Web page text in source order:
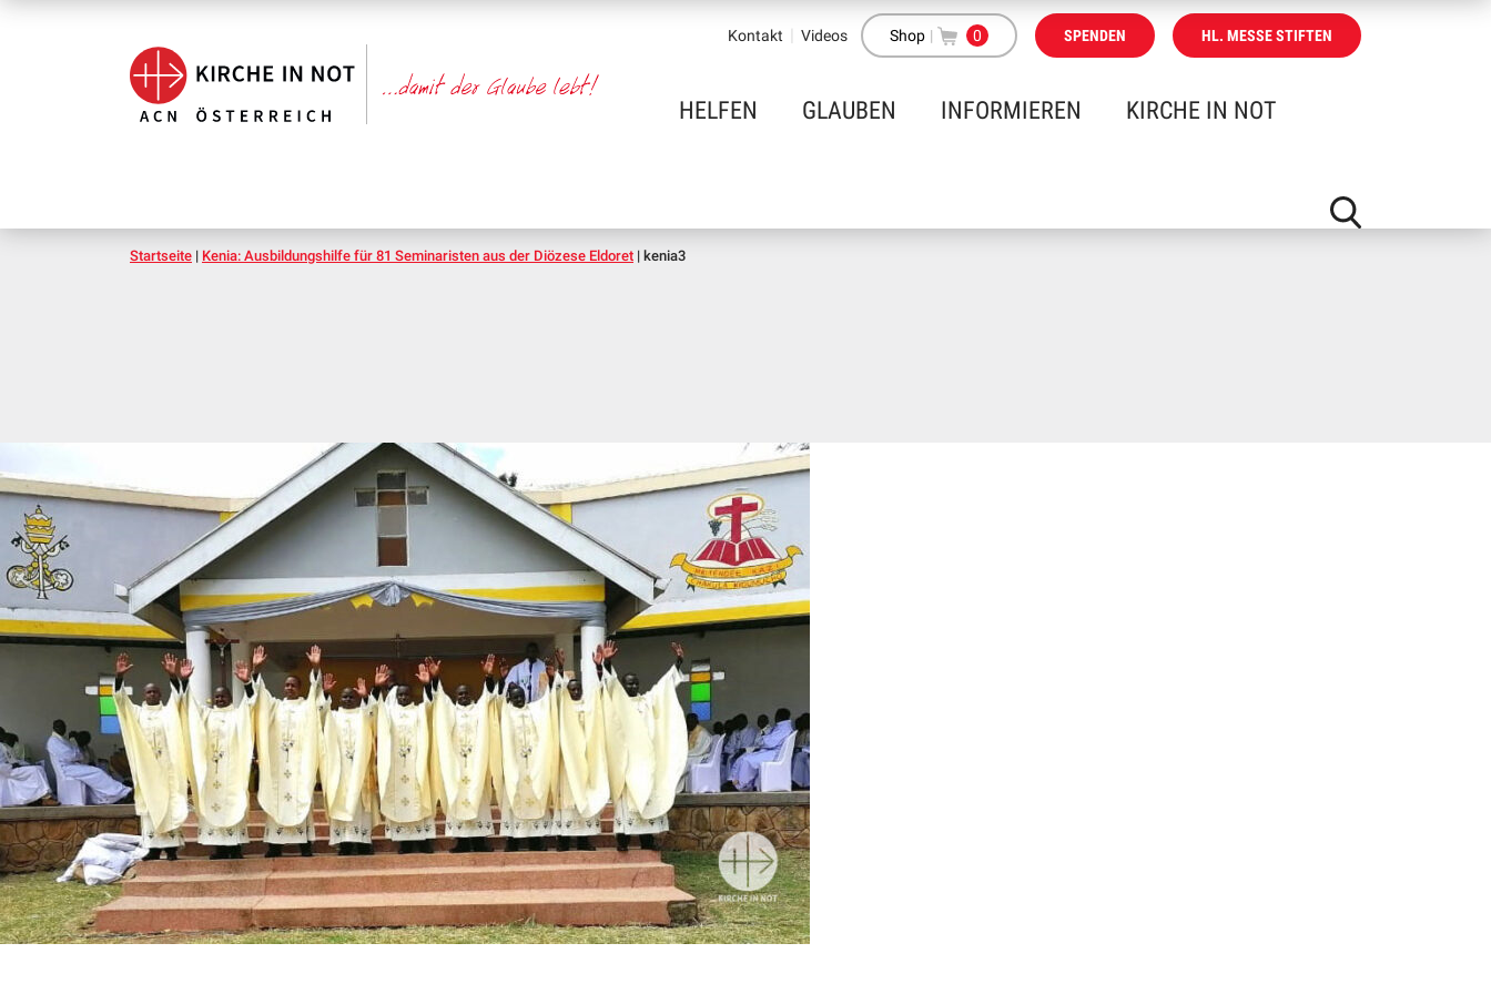
Kontakt Videos Shop | 0 SPENDEN HL. MESSE STIFTEN
HELFEN GLAUBEN INFORMIEREN KIRCHE IN NOT
Startseite | Kenia: Ausbildungshilfe für 81 Seminaristen aus der Diözese Eldoret | kenia3